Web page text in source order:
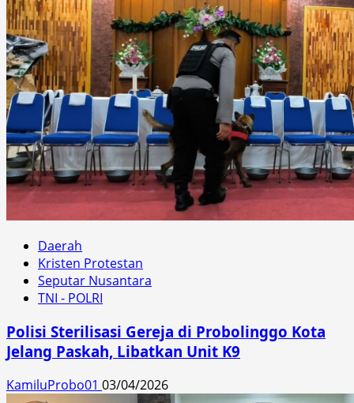
Daerah
Kristen Protestan
Seputar Nusantara
TNI - POLRI
Polisi Sterilisasi Gereja di Probolinggo Kota
Jelang Paskah, Libatkan Unit K9
KamiluProbo01 03/04/2026